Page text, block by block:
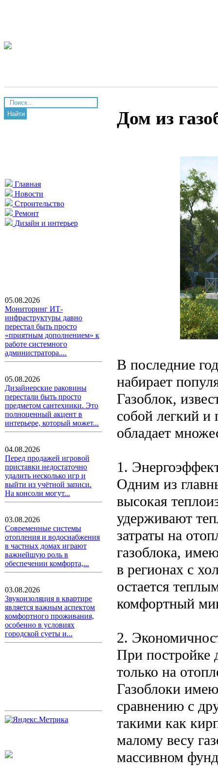
Найти
Главная
Новости
Строительство
Ремонт
Дизайн и интерьер
05.08.2026
Мониторинг ИТ-
инфраструктуры давно
перестал быть просто
«приятным дополнением» к
работе системного
администратора....
05.08.2026
Дизайнерские раковины
перестали быть просто
предметом сантехники. Это
полноценный акцент в
интерьере, который может...
04.08.2026
Перед продажей игровой
приставки недостаточно
удалить несколько игр и
выйти из учётной записи.
На консоли могут...
03.08.2026
Современные системы
отопления и водоснабжения
в частных домах играют
важнейшую роль в
обеспечении комфорта,...
03.08.2026
Звукоизоляция в квартире
является важным аспектом
комфортного проживания,
особенно в условиях
городской суеты и...
Дом из
В последние
набирает
Газоблок,
собой легкий и
обладает
1.
Одним из
высокая
удерживают
затраты на
газоблока,
в регионах с
остается
комфортный
2.
При постройке
только на
Газоблоки
сравнению с
такими как
малому весу
массивном